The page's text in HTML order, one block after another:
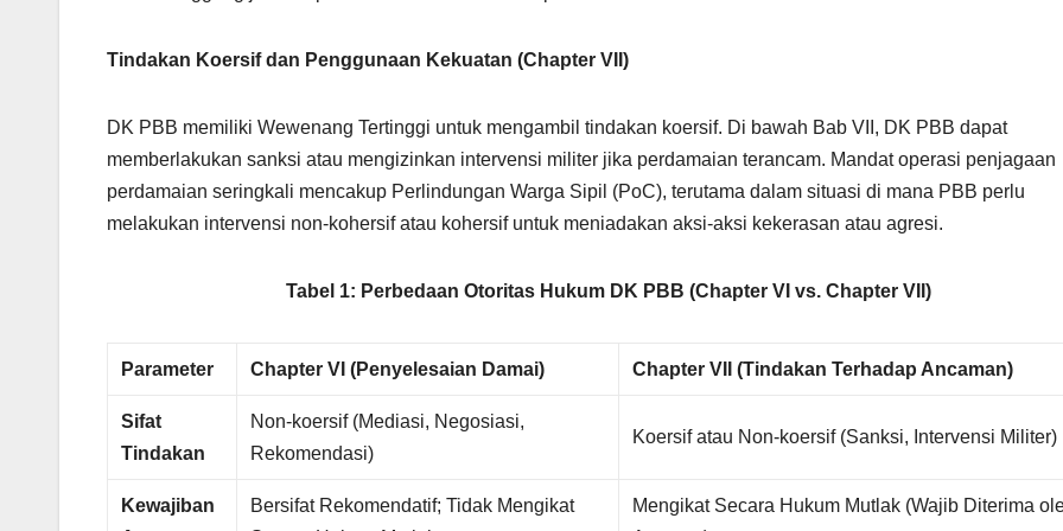
Tindakan Koersif dan Penggunaan Kekuatan (Chapter VII)
DK PBB memiliki Wewenang Tertinggi untuk mengambil tindakan koersif. Di bawah Bab VII, DK PBB dapat
memberlakukan sanksi atau mengizinkan intervensi militer jika perdamaian terancam. Mandat operasi penjagaan
perdamaian seringkali mencakup Perlindungan Warga Sipil (PoC), terutama dalam situasi di mana PBB perlu
melakukan intervensi non-kohersif atau kohersif untuk meniadakan aksi-aksi kekerasan atau agresi.
Tabel 1: Perbedaan Otoritas Hukum DK PBB (Chapter VI vs. Chapter VII)
Parameter Chapter VI (Penyelesaian Damai) Chapter VII (Tindakan Terhadap Ancaman)
Sifat
Tindakan
Non-koersif (Mediasi, Negosiasi,
Rekomendasi)
Koersif atau Non-koersif (Sanksi, Intervensi Militer)
Kewajiban
Bersifat Rekomendatif; Tidak Mengikat
Mengikat Secara Hukum Mutlak (Wajib Diterima